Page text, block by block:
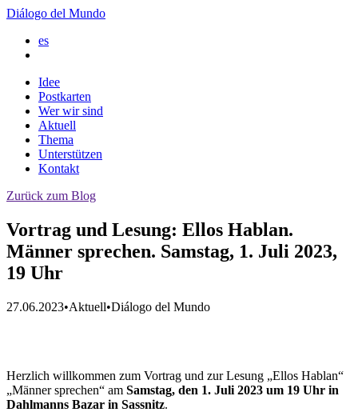
Diálogo del Mundo
es
Idee
Postkarten
Wer wir sind
Aktuell
Thema
Unterstützen
Kontakt
Zurück zum Blog
Vortrag und Lesung: Ellos Hablan.
Männer sprechen. Samstag, 1. Juli 2023,
19 Uhr
27.06.2023•Aktuell•Diálogo del Mundo
Herzlich willkommen zum Vortrag und zur Lesung „Ellos Hablan“
„Männer sprechen“ am Samstag, den 1. Juli 2023 um 19 Uhr in
Dahlmanns Bazar in Sassnitz.